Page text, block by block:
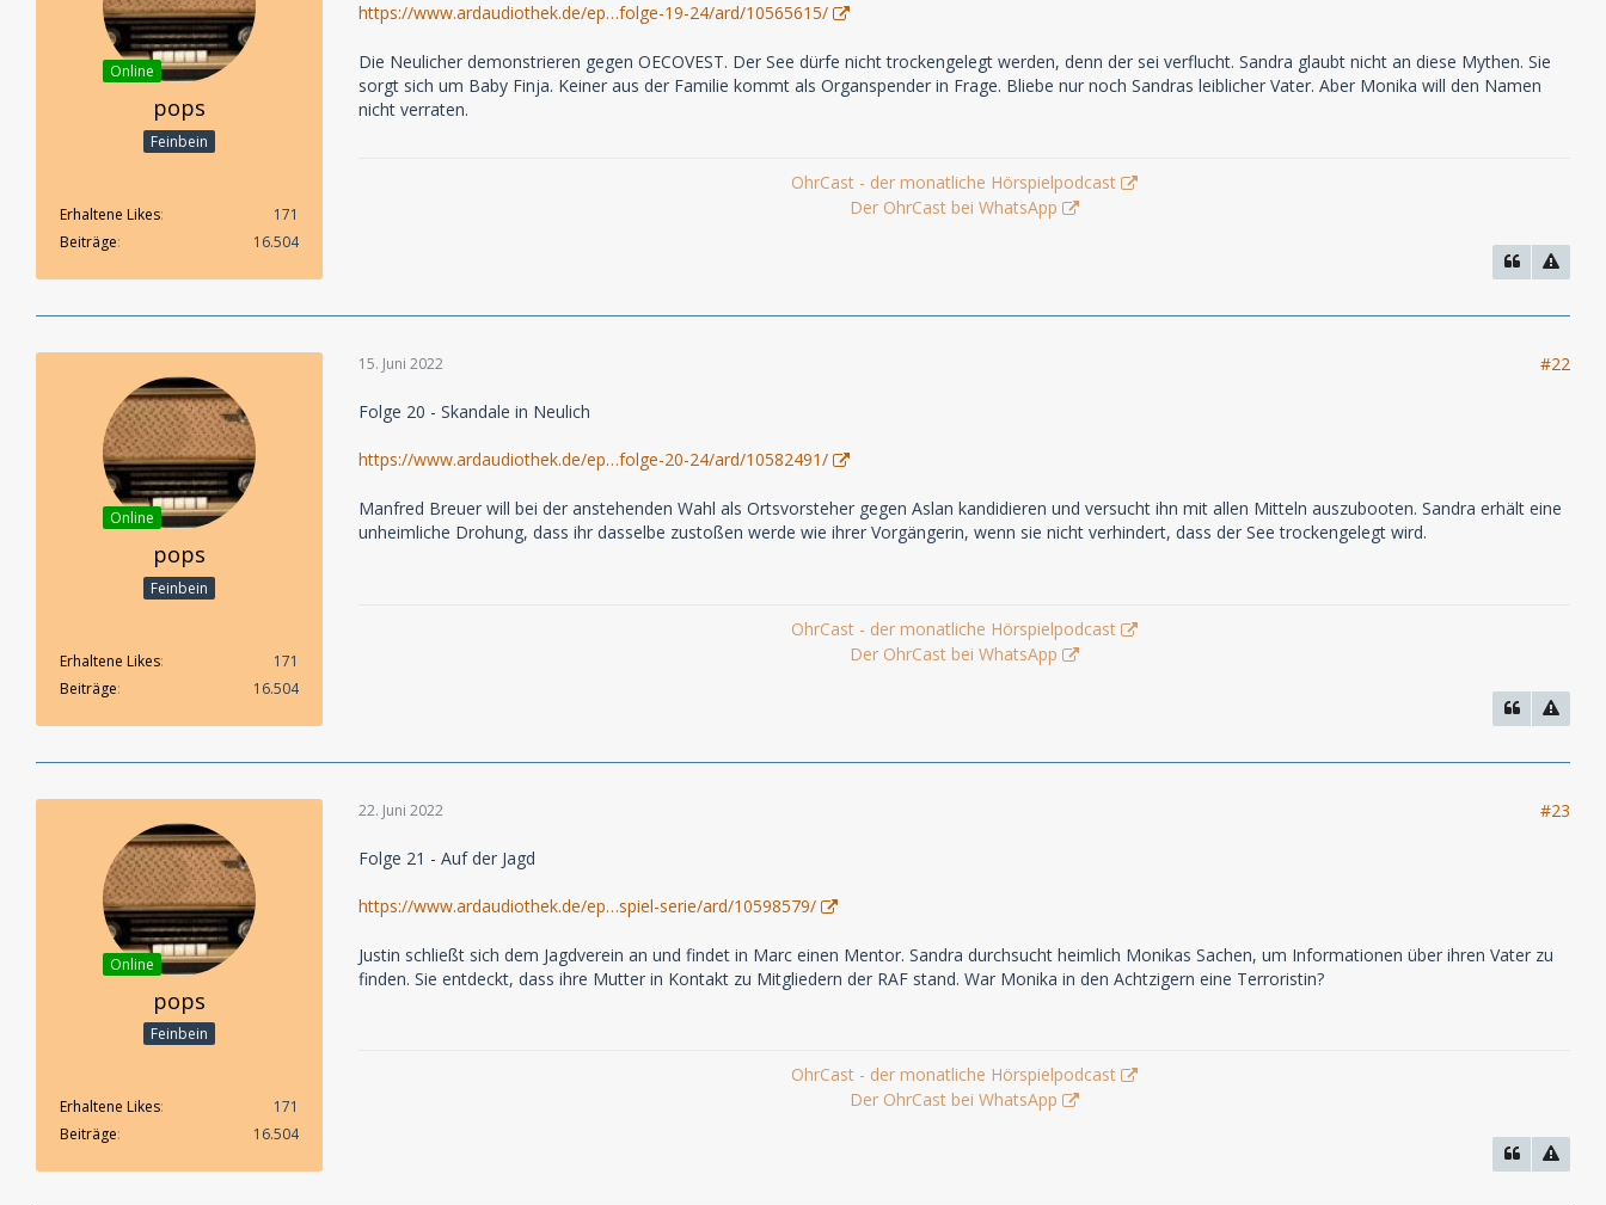
Online
pops
Feinbein
Erhaltene Likes
171
Beiträge
16.504
https://www.ardaudiothek.de/ep…folge-19-24/ard/10565615/
Die Neulicher demonstrieren gegen OECOVEST. Der See dürfe nicht trockengelegt werden, denn der sei verflucht. Sandra glaubt nicht an diese Mythen. Sie
sorgt sich um Baby Finja. Keiner aus der Familie kommt als Organspender in Frage. Bliebe nur noch Sandras leiblicher Vater. Aber Monika will den Namen
nicht verraten.
OhrCast - der monatliche Hörspielpodcast
Der OhrCast bei WhatsApp
Online
pops
Feinbein
Erhaltene Likes
171
Beiträge
16.504
15. Juni 2022 #22
Folge 20 - Skandale in Neulich
https://www.ardaudiothek.de/ep…folge-20-24/ard/10582491/
Manfred Breuer will bei der anstehenden Wahl als Ortsvorsteher gegen Aslan kandidieren und versucht ihn mit allen Mitteln auszubooten. Sandra erhält eine
unheimliche Drohung, dass ihr dasselbe zustoßen werde wie ihrer Vorgängerin, wenn sie nicht verhindert, dass der See trockengelegt wird.
OhrCast - der monatliche Hörspielpodcast
Der OhrCast bei WhatsApp
Online
pops
Feinbein
Erhaltene Likes
171
Beiträge
16.504
22. Juni 2022 #23
Folge 21 - Auf der Jagd
https://www.ardaudiothek.de/ep…spiel-serie/ard/10598579/
Justin schließt sich dem Jagdverein an und findet in Marc einen Mentor. Sandra durchsucht heimlich Monikas Sachen, um Informationen über ihren Vater zu
finden. Sie entdeckt, dass ihre Mutter in Kontakt zu Mitgliedern der RAF stand. War Monika in den Achtzigern eine Terroristin?
OhrCast - der monatliche Hörspielpodcast
Der OhrCast bei WhatsApp